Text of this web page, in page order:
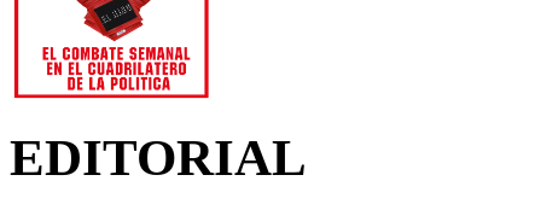
EDITORIAL